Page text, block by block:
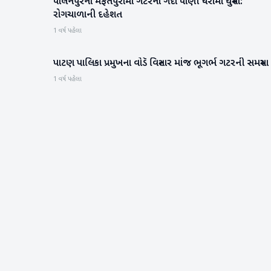
રોગચાળાની દહેશત
1 વર્ષ પહેલા
પાટણ
પાટણ પાલિકા પ્રમુખના વોડૅ વિસ્તાર માંજ ભૂગર્ભ ગટરની સમસ્યા
1 વર્ષ પહેલા